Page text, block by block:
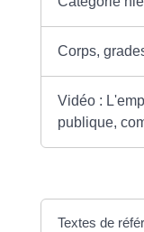
Corps,
Vidéo :
publique,
Textes de